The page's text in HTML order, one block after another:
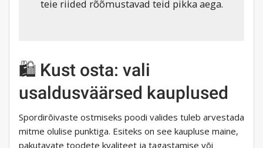
teie riided rõõmustavad teid pikka aega.
🛍️ Kust osta: vali
usaldusväärsed kauplused
Spordirõivaste ostmiseks poodi valides tuleb arvestada
mitme olulise punktiga. Esiteks on see kaupluse maine,
pakutavate toodete kvaliteet ja tagastamise või